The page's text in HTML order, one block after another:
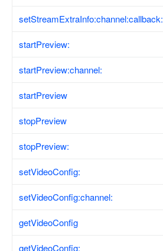
setStreamExtraInfo:channel:callback:
startPreview:
startPreview:channel:
startPreview
stopPreview
stopPreview:
setVideoConfig:
setVideoConfig:channel:
getVideoConfig
getVideoConfig: